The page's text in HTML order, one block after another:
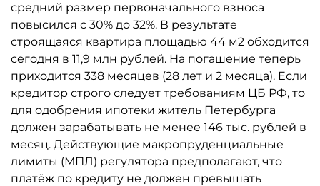
средний размер первоначального взноса
повысился с 30% до 32%. В результате
строящаяся квартира площадью 44 м2 обходится
сегодня в 11,9 млн рублей. На погашение теперь
приходится 338 месяцев (28 лет и 2 месяца). Если
кредитор строго следует требованиям ЦБ РФ, то
для одобрения ипотеки житель Петербурга
должен зарабатывать не менее 146 тыс. рублей в
месяц. Действующие макропруденциальные
лимиты (МПЛ) регулятора предполагают, что
платёж по кредиту не должен превышать